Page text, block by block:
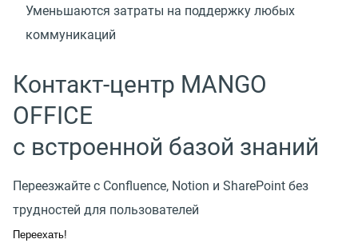
Уменьшаются затраты на поддержку любых
коммуникаций
Контакт-центр MANGO
OFFICE
с встроенной базой знаний
Переезжайте с Confluence, Notion и SharePoint без
трудностей для пользователей
Переехать!